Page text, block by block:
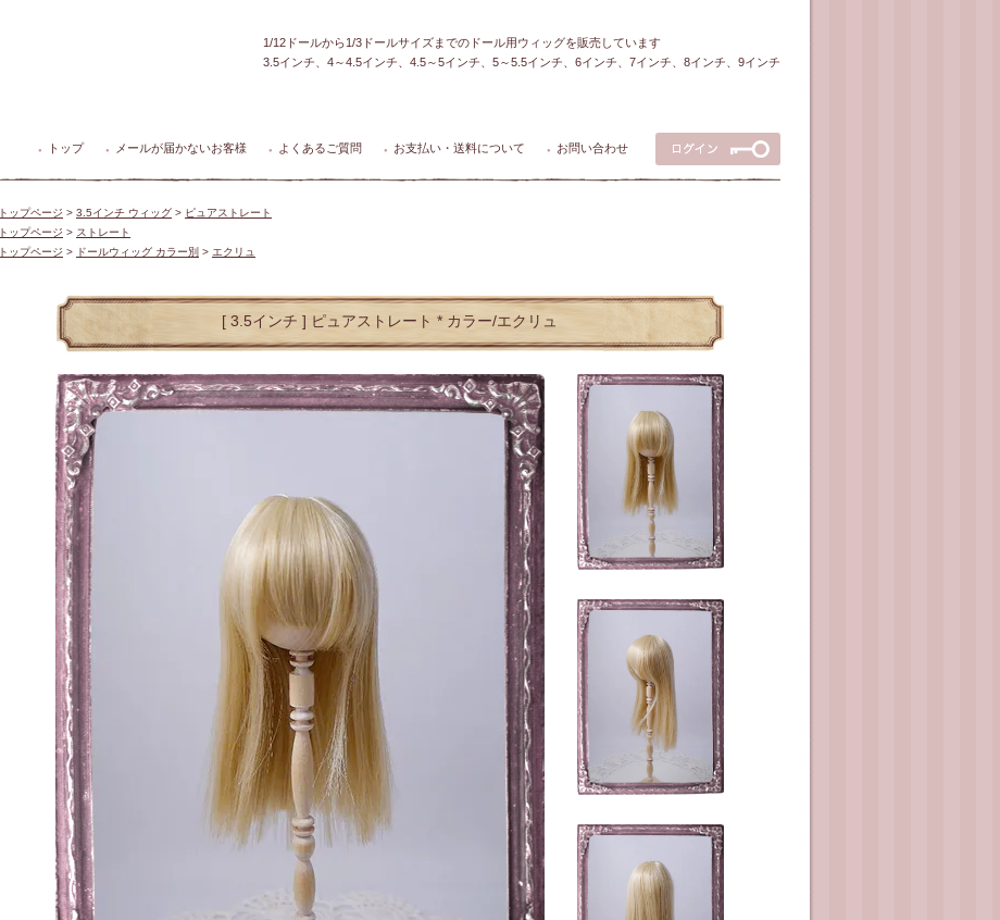
1/12ドールから1/3ドールサイズまでのドール用ウィッグを販売しています
3.5インチ、4～4.5インチ、4.5～5インチ、5～5.5インチ、6インチ、7インチ、8インチ、9インチ
● トップ ● メールが届かないお客様 ● よくあるご質問 ● お支払い・送料について ● お問い合わせ
トップページ > 3.5インチ ウィッグ > ピュアストレート
トップページ > ストレート
トップページ > ドールウィッグ カラー別 > エクリュ
[ 3.5インチ ] ピュアストレート * カラー/エクリュ